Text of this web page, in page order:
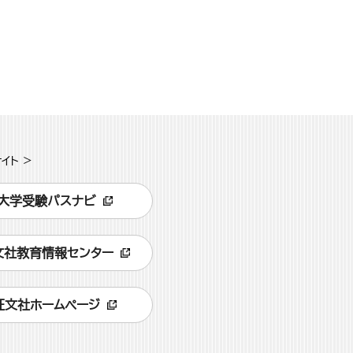
ト >
学受験パスナビ
社教育情報センター
文社ホームページ